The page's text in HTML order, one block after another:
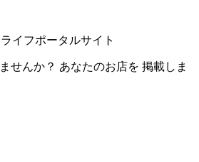
イフポータルサイト
せんか？ あなたのお店を 掲載しま